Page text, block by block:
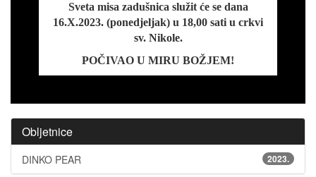
Sveta misa zadušnica služit će se dana
16.X.2023. (ponedjeljak) u 18,00 sati u crkvi
sv. Nikole.
POČIVAO U MIRU BOŽJEM!
Obljetnice
DINKO PEAR 2023.